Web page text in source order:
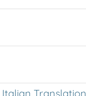
Translation